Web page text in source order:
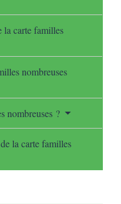
la carte familles
nombreuses
nombreuses ?
la carte familles